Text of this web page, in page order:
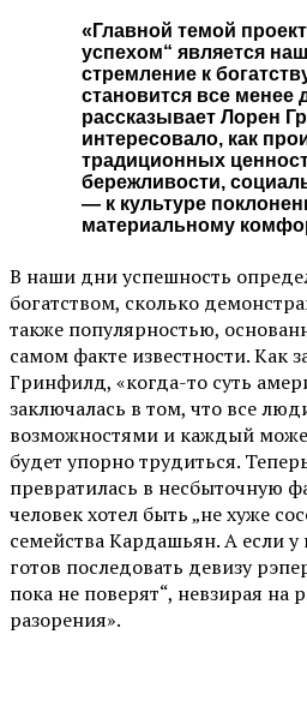
«Главной темой
успехом“ является
стремление к
становится все
рассказывает Лорен
интересовало, как
традиционных
бережливости,
— к культуре
материальному
В наши дни успешность
богатством, сколько
также популярностью,
самом факте известности. Как
Гринфилд, «когда-то суть
заключалась в том, что все
возможностями и каждый
будет упорно трудиться.
превратилась в несбыточную
человек хотел быть „не хуже
семейства Кардашьян. А если у
готов последовать девизу
пока не поверят“, невзирая на
разорения».